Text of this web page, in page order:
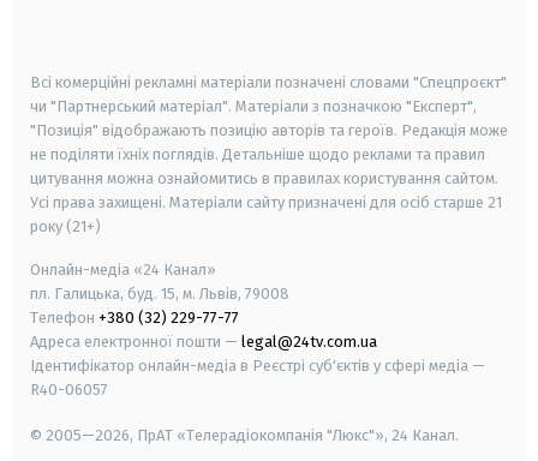
Всі комерційні рекламні матеріали позначені словами "Спецпроєкт"
чи "Партнерський матеріал". Матеріали з позначкою "Експерт",
"Позиція" відображають позицію авторів та героїв. Редакція може
не поділяти їхніх поглядів. Детальніше щодо реклами та правил
цитування можна ознайомитись в правилах користування сайтом.
Усі права захищені. Матеріали сайту призначені для осіб старше 21
року (21+)
Онлайн-медіа «24 Канал»
пл. Галицька, буд. 15, м. Львів, 79008
Телефон +380 (32) 229-77-77
Адреса електронної пошти — legal@24tv.com.ua
Ідентифікатор онлайн-медіа в Реєстрі суб'єктів у сфері медіа —
R40-06057
© 2005—2026, ПрАТ «Телерадіокомпанія "Люкс"», 24 Канал.